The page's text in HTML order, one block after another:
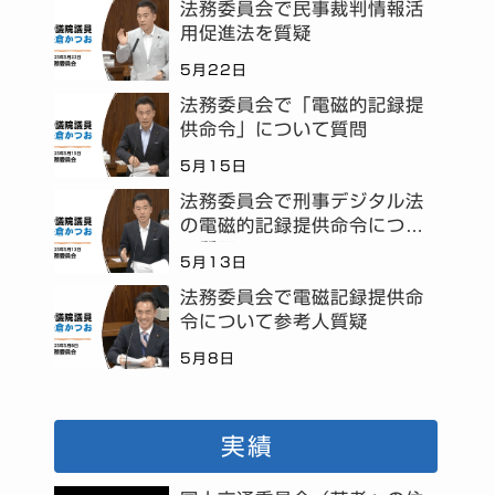
法務委員会で民事裁判情報活
用促進法を質疑
5月22日
法務委員会で「電磁的記録提
供命令」について質問
5月15日
法務委員会で刑事デジタル法
の電磁的記録提供命令につい
5月13日
法務委員会で電磁記録提供命
令について参考人質疑
5月8日
実績